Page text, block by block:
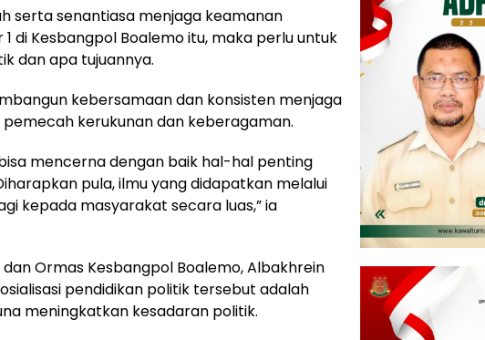
serta senantiasa menjaga keamanan
di Kesbangpol Boalemo itu, maka perlu untuk
dan apa tujuannya.
kebersamaan dan konsisten menjaga
kerukunan dan keberagaman.
mencerna dengan baik hal-hal penting
pula, ilmu yang didapatkan melalui
kepada masyarakat secara luas,” ia
Ormas Kesbangpol Boalemo, Albakhrein
pendidikan politik tersebut adalah
meningkatkan kesadaran politik.